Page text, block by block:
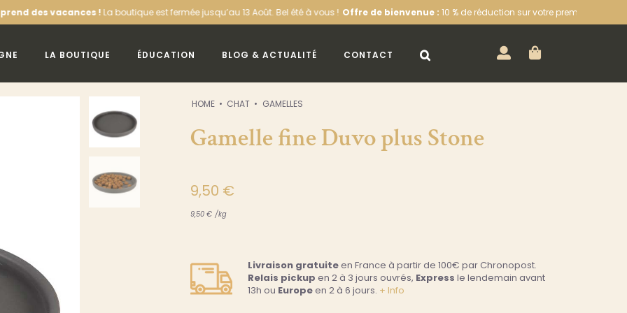
!La boutique est fermée jusqu’au 13 Août. Bel été à vous ! Offre de bienvenue :10 % de réduction sur votre première commande sur
LA BOUTIQUE ÉDUCATION BLOG & ACTUALITÉ CONTACT
HOME CHAT GAMELLES
Gamelle fine Duvo plus Stone
9,50 €
9,50 € /kg
Livraison gratuite en France à partir de 100€ par Chronopost.
Relais pickup en 2 à 3 jours ouvrés, Express le lendemain avant
13h ou Europe en 2 à 6 jours. + Info